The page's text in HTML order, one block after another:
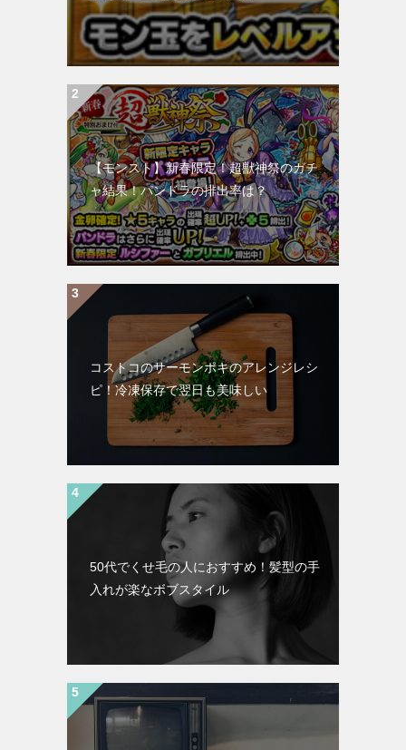
【モンスト】新春限定！超獣神祭のガチ
ャ結果！パンドラの排出率は？
コストコのサーモンポキのアレンジレシ
ピ！冷凍保存で翌日も美味しい
50代でくせ毛の人におすすめ！髪型の手
入れが楽なボブスタイル